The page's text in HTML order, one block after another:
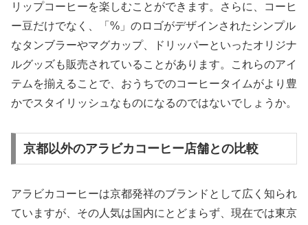
リップコーヒーを楽しむことができます。さらに、コーヒ
ー豆だけでなく、「%」のロゴがデザインされたシンプル
なタンブラーやマグカップ、ドリッパーといったオリジナ
ルグッズも販売されていることがあります。これらのアイ
テムを揃えることで、おうちでのコーヒータイムがより豊
かでスタイリッシュなものになるのではないでしょうか。
京都以外のアラビカコーヒー店舗との比較
アラビカコーヒーは京都発祥のブランドとして広く知られ
ていますが、その人気は国内にとどまらず、現在では東京